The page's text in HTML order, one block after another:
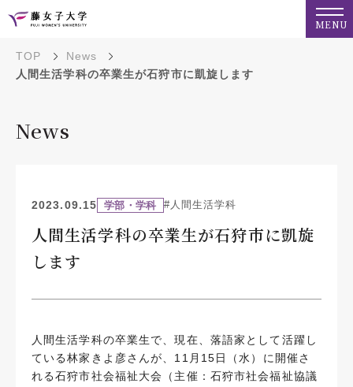
MENU
TOP
News
人間生活学科の卒業生が石狩市に凱旋します
News
2023.09.15 学部・学科 #人間生活学科
人間生活学科の卒業生が石狩市に凱旋
します
人間生活学科の卒業生で、現在、落語家として活躍し
ている林家きよ彦さんが、11月15日（水）に開催さ
れる石狩市社会福祉大会（主催：石狩市社会福祉協議